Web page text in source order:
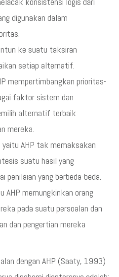
digunakan dalam
ke suatu taksiran
setiap alternatif.
mempertimbangkan prioritas-
faktor sistem dan
alternatif terbaik
mereka.
yaitu AHP tak memaksakan
suatu hasil yang
penilaian yang berbeda-beda.
AHP memungkinkan orang
pada suatu persoalan dan
dan pengertian mereka
dengan AHP (Saaty, 1993)